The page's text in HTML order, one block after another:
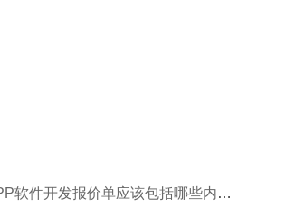
APP软件开发报价单应该包括哪些内容？